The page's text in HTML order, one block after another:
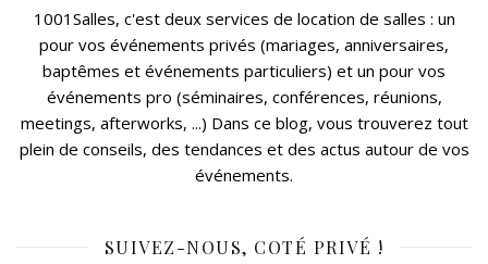
1001Salles, c'est deux services de location de salles : un
pour vos événements privés (mariages, anniversaires,
baptêmes et événements particuliers) et un pour vos
événements pro (séminaires, conférences, réunions,
meetings, afterworks, ...) Dans ce blog, vous trouverez tout
plein de conseils, des tendances et des actus autour de vos
événements.
SUIVEZ-NOUS, COTÉ PRIVÉ !